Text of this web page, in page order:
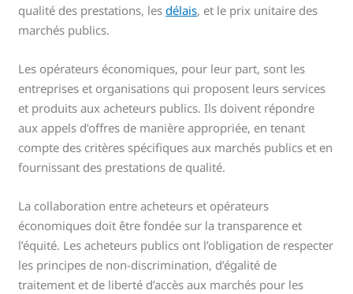
qualité des prestations, lesdélais, et le prix unitaire des
marchés publics.
Les opérateurs économiques, pour leur part, sont les
entreprises et organisations qui proposent leurs services
et produits aux acheteurs publics. Ils doivent répondre
aux appels d’offres de manière appropriée, en tenant
compte des critères spécifiques aux marchés publics et en
fournissant des prestations de qualité.
La collaboration entre acheteurs et opérateurs
économiques doit être fondée sur la transparence et
l’équité. Les acheteurs publics ont l’obligation de respecter
les principes de non-discrimination, d’égalité de
traitement et de liberté d’accès aux marchés pour les